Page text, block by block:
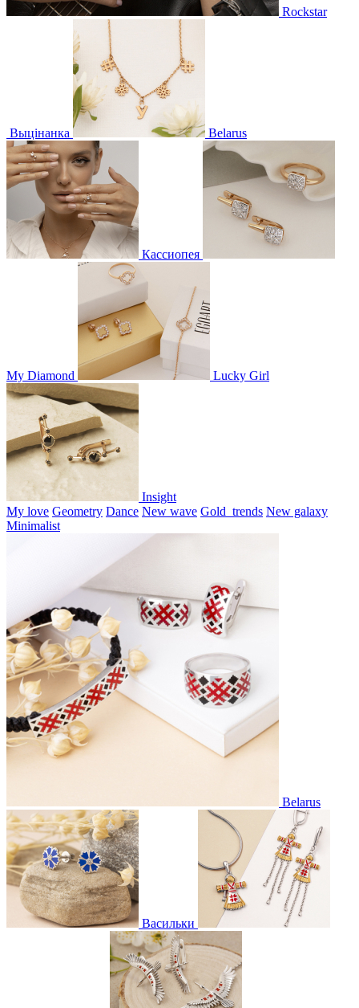
Rockstar
Выцінанка Belarus
Кассиопея
My Diamond Lucky Girl
Insight
My love Geometry Dance New wave Gold_trends New galaxy
Minimalist
Belarus
Васильки